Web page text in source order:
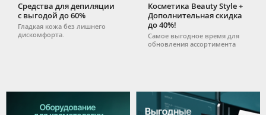
Средства для депиляции
с выгодой до 60%
Гладкая кожа без лишнего
дискомфорта.
Косметика Beauty Style +
Дополнительная скидка
до 40%!
Самое выгодное время для
обновления ассортимента